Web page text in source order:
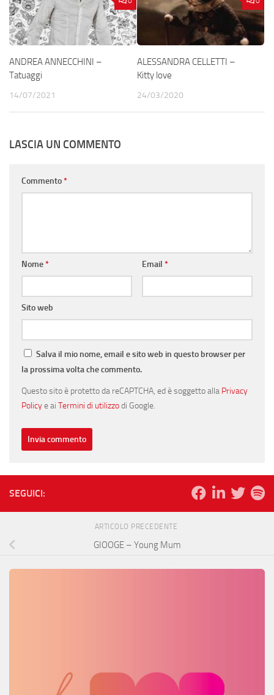
ANDREA ANNECCHINI –
Tatuaggi
14/07/2021
ALESSANDRA CELLETTI –
Kitty love
24/03/2020
LASCIA UN COMMENTO
Commento*
Nome* Email *
Sito web
Salva il mio nome, email e sito web in questo browser per
la prossima volta che commento.
Questo sito è protetto da reCAPTCHA, ed è soggetto alla Privacy
Policye ai Termini di utilizzodi Google.
SEGUICI:
ARTICOLO PRECEDENTE
GIOOGE – Young Mum